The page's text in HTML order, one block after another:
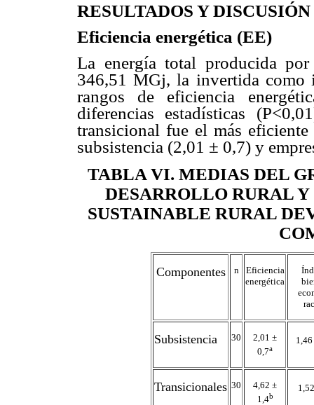
RESULTADOS Y DISCUSIÓN
Eficiencia energética (EE)
La energía total producida
346,51 MGj, la invertida como
rangos de eficiencia
diferencias estadísticas
transicional fue el más
subsistencia (2,01 ± 0,7) y
TABLA VI. MEDIAS DEL
DESARROLLO RURAL Y
SUSTAINABLE RURAL
Componentes n
Eficiencia
energética
Subsistencia 30
2,01 ±
0,7a
Transicionales 30
4,62 ±
1,4b